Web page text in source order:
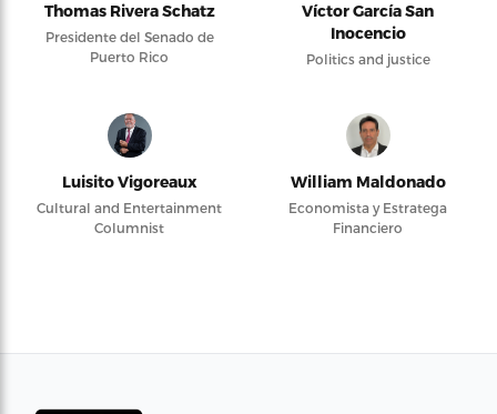
Thomas Rivera Schatz
Presidente del Senado de
Puerto Rico
Víctor García San
Inocencio
Politics and justice
Luisito Vigoreaux
Cultural and Entertainment
Columnist
William Maldonado
Economista y Estratega
Financiero